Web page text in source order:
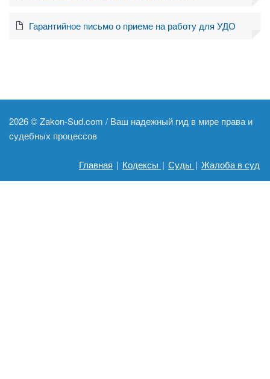
Гарантийное письмо о приеме на работу для УДО
2026 ©Zakon-Sud.com / Ваш надежный гид в мире права и
судебных процессов
Главная | Кодексы | Суды | Жалоба в суд